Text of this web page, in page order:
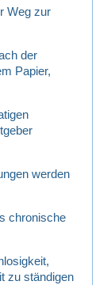
Weg zur
der
Papier,
werden
chronische
zu ständigen